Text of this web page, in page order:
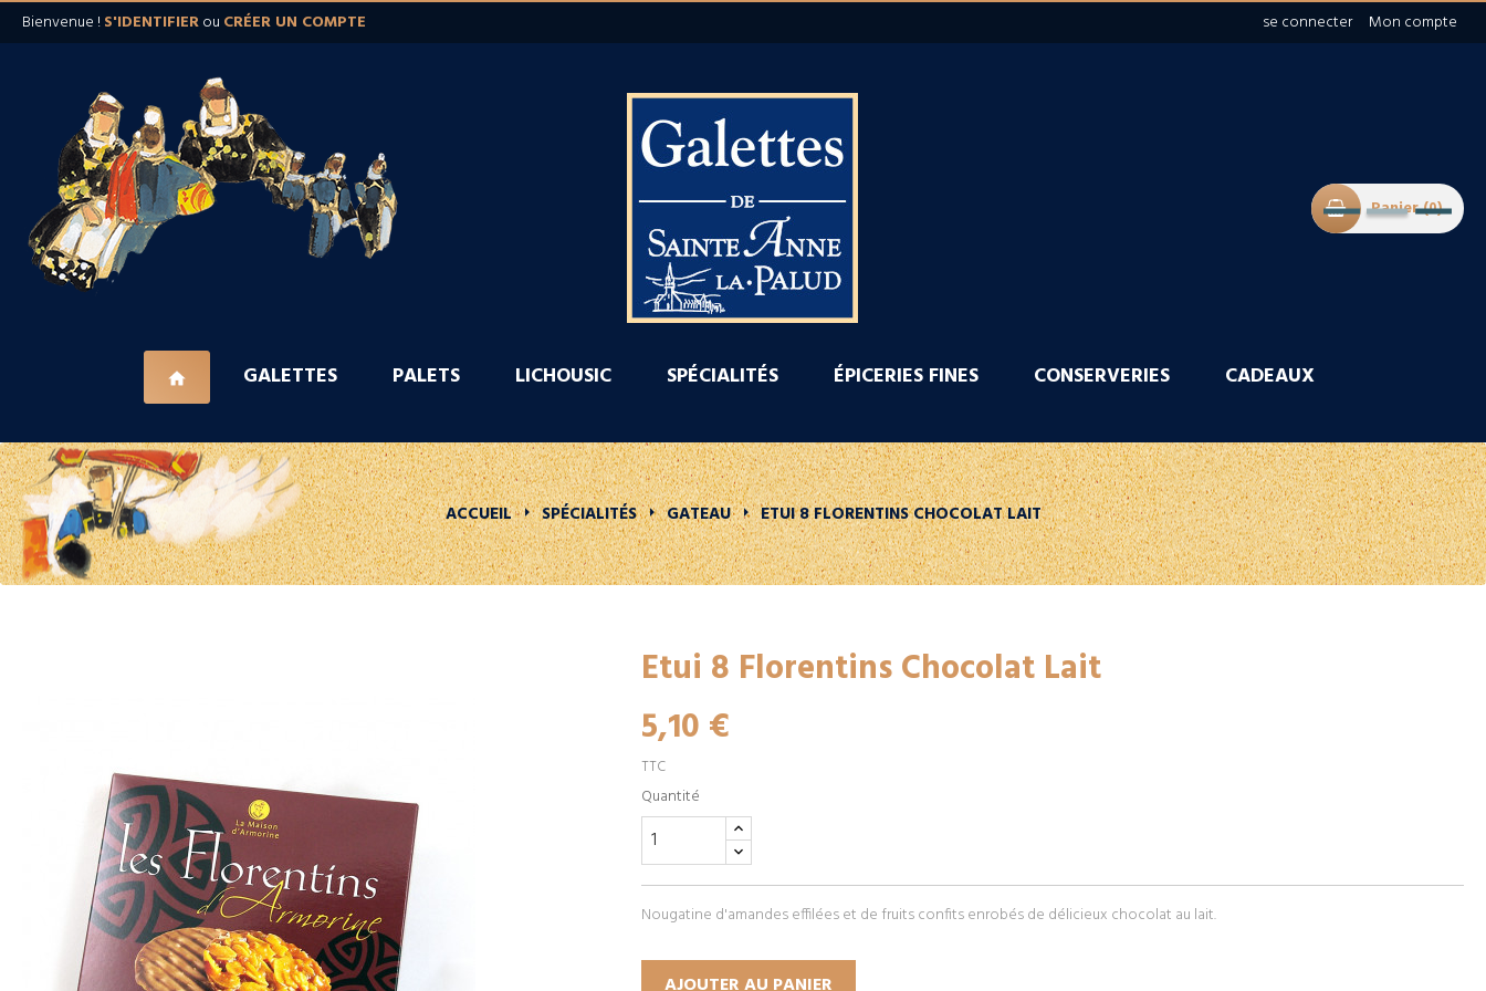
se connecter Mon compte
Bienvenue !S'IDENTIFIERou CRÉER UN COMPTE
Panier 0
GALETTES PALETS LICHOUSIC SPÉCIALITÉS ÉPICERIES FINES CONSERVERIES CADEAUX
ACCUEIL SPÉCIALITÉS GATEAU ETUI 8 FLORENTINS CHOCOLAT LAIT
Etui 8 Florentins Chocolat Lait
5,10 €
TTC
Quantité
Nougatine d'amandes effilées et de fruits confits enrobés de délicieux chocolat au lait.
AJOUTER AU PANIER